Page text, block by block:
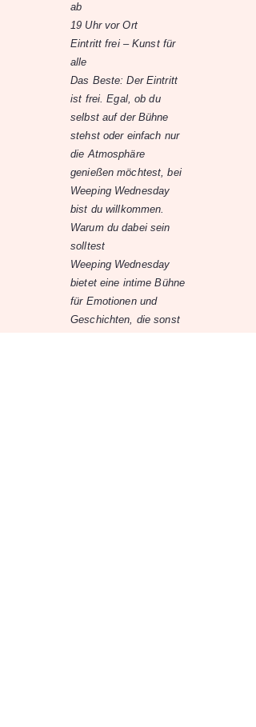
ab
19 Uhr vor Ort
Eintritt frei – Kunst für
alle
Das Beste: Der Eintritt
ist frei. Egal, ob du
selbst auf der Bühne
stehst oder einfach nur
die Atmosphäre
genießen möchtest, bei
Weeping Wednesday
bist du willkommen.
Warum du dabei sein
solltest
Weeping Wednesday
bietet eine intime Bühne
für Emotionen und
Geschichten, die sonst